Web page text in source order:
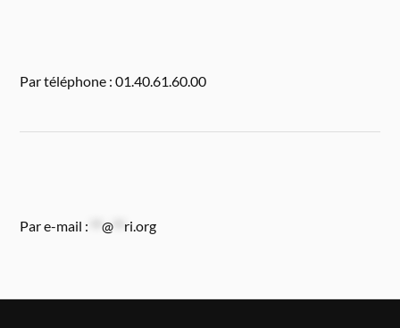
Par téléphone : 01.40.61.60.00
Par e-mail : **@ ri.org